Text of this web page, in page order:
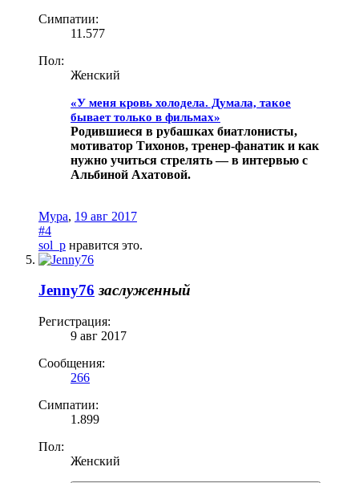
Симпатии:
11.577
Пол:
Женский
«У меня кровь холодела. Думала, такое
бывает только в фильмах»
Родившиеся в рубашках биатлонисты,
мотиватор Тихонов, тренер-фанатик и как
нужно учиться стрелять — в интервью с
Альбиной Ахатовой.
Мура, 19 авг 2017
#4
sol_p нравится это.
Jenny76 заслуженный
Регистрация:
9 авг 2017
Сообщения:
266
Симпатии:
1.899
Пол:
Женский